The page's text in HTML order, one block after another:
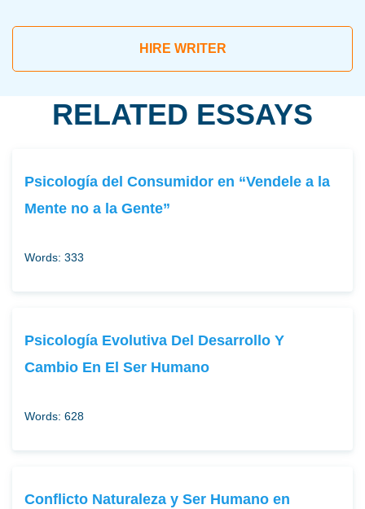
HIRE WRITER
RELATED ESSAYS
Psicología del Consumidor en “Vendele a la
Mente no a la Gente”
Words: 333
Psicología Evolutiva Del Desarrollo Y
Cambio En El Ser Humano
Words: 628
Conflicto Naturaleza y Ser Humano en